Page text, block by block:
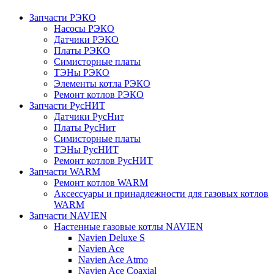
Запчасти РЭКО
Насосы РЭКО
Датчики РЭКО
Платы РЭКО
Симисторные платы
ТЭНы РЭКО
Элементы котла РЭКО
Ремонт котлов РЭКО
Запчасти РусНИТ
Датчики РусНит
Платы РусНит
Симисторные платы
ТЭНы РусНИТ
Ремонт котлов РусНИТ
Запчасти WARM
Ремонт котлов WARM
Аксессуары и принадлежности для газовых котлов
WARM
Запчасти NAVIEN
Настенные газовые котлы NAVIEN
Navien Deluxe S
Navien Ace
Navien Ace Atmo
Navien Ace Coaxial